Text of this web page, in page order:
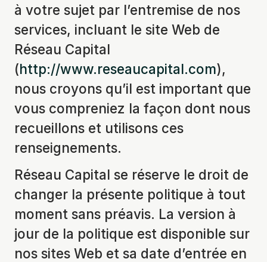
à votre sujet par l’entremise de nos
services, incluant le site Web de
Réseau Capital
(http://www.reseaucapital.com),
nous croyons qu’il est important que
vous compreniez la façon dont nous
recueillons et utilisons ces
renseignements.
Réseau Capital se réserve le droit de
changer la présente politique à tout
moment sans préavis. La version à
jour de la politique est disponible sur
nos sites Web et sa date d’entrée en